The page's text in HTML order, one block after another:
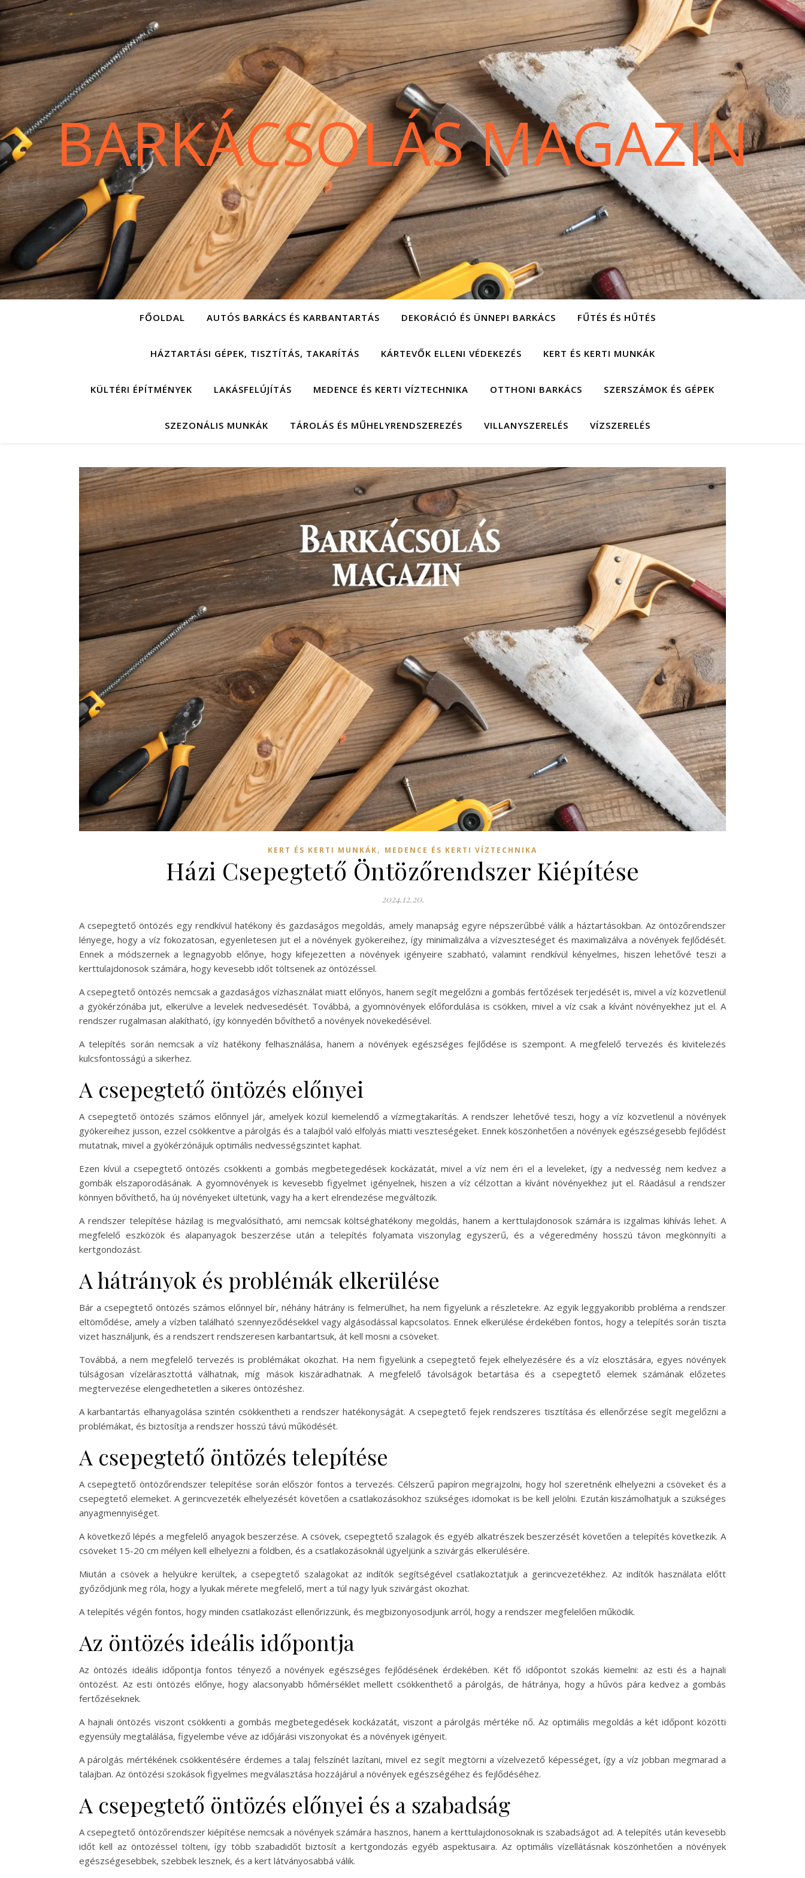
BARKÁCSOLÁS MAGAZIN
FŐOLDAL AUTÓS BARKÁCS ÉS KARBANTARTÁS DEKORÁCIÓ ÉS ÜNNEPI BARKÁCS FŰTÉS ÉS HŰTÉS
HÁZTARTÁSI GÉPEK, TISZTÍTÁS, TAKARÍTÁS KÁRTEVŐK ELLENI VÉDEKEZÉS KERT ÉS KERTI MUNKÁK
KÜLTÉRI ÉPÍTMÉNYEK LAKÁSFELÚJÍTÁS MEDENCE ÉS KERTI VÍZTECHNIKA OTTHONI BARKÁCS SZERSZÁMOK ÉS GÉPEK
SZEZONÁLIS MUNKÁK TÁROLÁS ÉS MŰHELYRENDSZEREZÉS VILLANYSZERELÉS VÍZSZERELÉS
KERT ÉS KERTI MUNKÁK, MEDENCE ÉS KERTI VÍZTECHNIKA
Házi Csepegtető Öntözőrendszer Kiépítése
2024.12.20.
A csepegtető öntözés egy rendkívül hatékony és gazdaságos megoldás, amely manapság egyre népszerűbbé válik a háztartásokban. Az öntözőrendszer
lényege, hogy a víz fokozatosan, egyenletesen jut el a növények gyökereihez, így minimalizálva a vízveszteséget és maximalizálva a növények fejlődését.
Ennek a módszernek a legnagyobb előnye, hogy kifejezetten a növények igényeire szabható, valamint rendkívül kényelmes, hiszen lehetővé teszi a
kerttulajdonosok számára, hogy kevesebb időt töltsenek az öntözéssel.
A csepegtető öntözés nemcsak a gazdaságos vízhasználat miatt előnyös, hanem segít megelőzni a gombás fertőzések terjedését is, mivel a víz közvetlenül
a gyökérzónába jut, elkerülve a levelek nedvesedését. Továbbá, a gyomnövények előfordulása is csökken, mivel a víz csak a kívánt növényekhez jut el. A
rendszer rugalmasan alakítható, így könnyedén bővíthető a növények növekedésével.
A telepítés során nemcsak a víz hatékony felhasználása, hanem a növények egészséges fejlődése is szempont. A megfelelő tervezés és kivitelezés
kulcsfontosságú a sikerhez.
A csepegtető öntözés előnyei
A csepegtető öntözés számos előnnyel jár, amelyek közül kiemelendő a vízmegtakarítás. A rendszer lehetővé teszi, hogy a víz közvetlenül a növények
gyökereihez jusson, ezzel csökkentve a párolgás és a talajból való elfolyás miatti veszteségeket. Ennek köszönhetően a növények egészségesebb fejlődést
mutatnak, mivel a gyökérzónájuk optimális nedvességszintet kaphat.
Ezen kívül a csepegtető öntözés csökkenti a gombás megbetegedések kockázatát, mivel a víz nem éri el a leveleket, így a nedvesség nem kedvez a
gombák elszaporodásának. A gyomnövények is kevesebb figyelmet igényelnek, hiszen a víz célzottan a kívánt növényekhez jut el. Ráadásul a rendszer
könnyen bővíthető, ha új növényeket ültetünk, vagy ha a kert elrendezése megváltozik.
A rendszer telepítése házilag is megvalósítható, ami nemcsak költséghatékony megoldás, hanem a kerttulajdonosok számára is izgalmas kihívás lehet. A
megfelelő eszközök és alapanyagok beszerzése után a telepítés folyamata viszonylag egyszerű, és a végeredmény hosszú távon megkönnyíti a
kertgondozást.
A hátrányok és problémák elkerülése
Bár a csepegtető öntözés számos előnnyel bír, néhány hátrány is felmerülhet, ha nem figyelünk a részletekre. Az egyik leggyakoribb probléma a rendszer
eltömődése, amely a vízben található szennyeződésekkel vagy algásodással kapcsolatos. Ennek elkerülése érdekében fontos, hogy a telepítés során tiszta
vizet használjunk, és a rendszert rendszeresen karbantartsuk, át kell mosni a csöveket.
Továbbá, a nem megfelelő tervezés is problémákat okozhat. Ha nem figyelünk a csepegtető fejek elhelyezésére és a víz elosztására, egyes növények
túlságosan vízelárasztottá válhatnak, míg mások kiszáradhatnak. A megfelelő távolságok betartása és a csepegtető elemek számának előzetes
megtervezése elengedhetetlen a sikeres öntözéshez.
A karbantartás elhanyagolása szintén csökkentheti a rendszer hatékonyságát. A csepegtető fejek rendszeres tisztítása és ellenőrzése segít megelőzni a
problémákat, és biztosítja a rendszer hosszú távú működését.
A csepegtető öntözés telepítése
A csepegtető öntözőrendszer telepítése során először fontos a tervezés. Célszerű papíron megrajzolni, hogy hol szeretnénk elhelyezni a csöveket és a
csepegtető elemeket. A gerincvezeték elhelyezését követően a csatlakozásokhoz szükséges idomokat is be kell jelölni. Ezután kiszámolhatjuk a szükséges
anyagmennyiséget.
A következő lépés a megfelelő anyagok beszerzése. A csövek, csepegtető szalagok és egyéb alkatrészek beszerzését követően a telepítés következik. A
csöveket 15-20 cm mélyen kell elhelyezni a földben, és a csatlakozásoknál ügyeljünk a szivárgás elkerülésére.
Miután a csövek a helyükre kerültek, a csepegtető szalagokat az indítók segítségével csatlakoztatjuk a gerincvezetékhez. Az indítók használata előtt
győződjünk meg róla, hogy a lyukak mérete megfelelő, mert a túl nagy lyuk szivárgást okozhat.
A telepítés végén fontos, hogy minden csatlakozást ellenőrizzünk, és megbizonyosodjunk arról, hogy a rendszer megfelelően működik.
Az öntözés ideális időpontja
Az öntözés ideális időpontja fontos tényező a növények egészséges fejlődésének érdekében. Két fő időpontot szokás kiemelni: az esti és a hajnali
öntözést. Az esti öntözés előnye, hogy alacsonyabb hőmérséklet mellett csökkenthető a párolgás, de hátránya, hogy a hűvös pára kedvez a gombás
fertőzéseknek.
A hajnali öntözés viszont csökkenti a gombás megbetegedések kockázatát, viszont a párolgás mértéke nő. Az optimális megoldás a két időpont közötti
egyensúly megtalálása, figyelembe véve az időjárási viszonyokat és a növények igényeit.
A párolgás mértékének csökkentésére érdemes a talaj felszínét lazítani, mivel ez segít megtörni a vízelvezető képességet, így a víz jobban megmarad a
talajban. Az öntözési szokások figyelmes megválasztása hozzájárul a növények egészségéhez és fejlődéséhez.
A csepegtető öntözés előnyei és a szabadság
A csepegtető öntözőrendszer kiépítése nemcsak a növények számára hasznos, hanem a kerttulajdonosoknak is szabadságot ad. A telepítés után kevesebb
időt kell az öntözéssel tölteni, így több szabadidőt biztosít a kertgondozás egyéb aspektusaira. Az optimális vízellátásnak köszönhetően a növények
egészségesebbek, szebbek lesznek, és a kert látványosabbá válik.